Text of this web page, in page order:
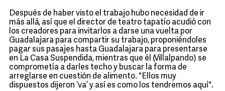
Después de haber visto el trabajo hubo necesidad de ir
más allá, así que el director de teatro tapatío acudió con
los creadores para invitarlos a darse una vuelta por
Guadalajara para compartir su trabajo, proponiéndoles
pagar sus pasajes hasta Guadalajara para presentarse
en La Casa Suspendida, mientras que él (Villalpando) se
comprometía a darles techo y buscar la forma de
arreglarse en cuestión de alimento. "Ellos muy
dispuestos dijeron ‘va’ y así es como los tendremos aquí".